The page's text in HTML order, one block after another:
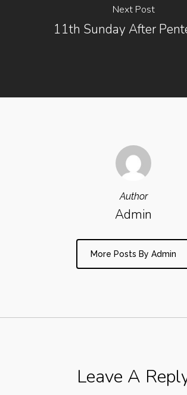
Next Post
11th Sunday After
Author
Admin
More Posts By Admin
Leave A